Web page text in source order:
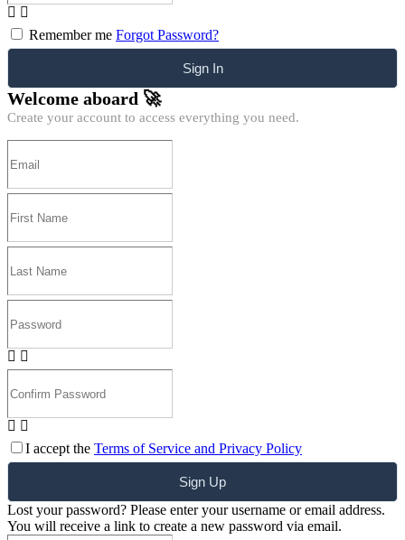
Remember me Forgot Password?
Sign In
Welcome aboard 🚀
Create your account to access everything you need.
I accept the Terms of Service and Privacy Policy
Sign Up
Lost your password? Please enter your username or email address.
You will receive a link to create a new password via email.